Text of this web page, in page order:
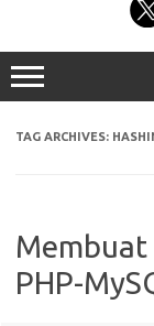
TAG ARCHIVES:
Membuat
PHP-